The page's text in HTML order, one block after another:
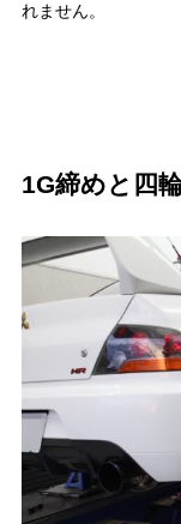
れません。
1G締めと四